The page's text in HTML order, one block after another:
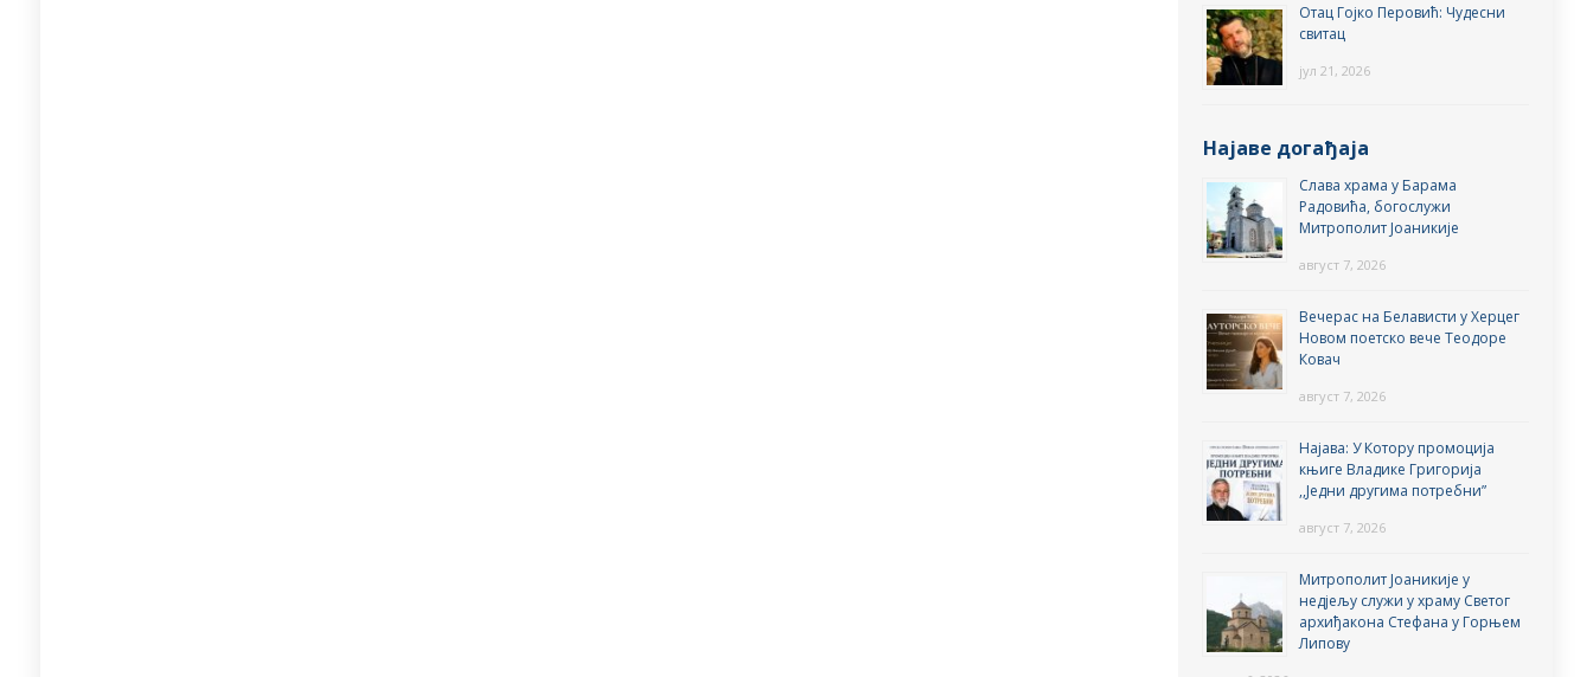
Отац Гојко Перовић: Чудесни
свитац
јул 21, 2026
Најаве догађаја
Слава храма у Барама
Радовића, богослужи
Митрополит Јоаникије
август 7, 2026
Вечерас на Белависти у Херцег
Новом поетско вече Теодоре
Ковач
август 7, 2026
Најава: У Котору промоција
књиге Владике Григорија
,,Једни другима потребни”
август 7, 2026
Митрополит Јоаникије у
недјељу служи у храму Светог
архиђакона Стефана у Горњем
Липову